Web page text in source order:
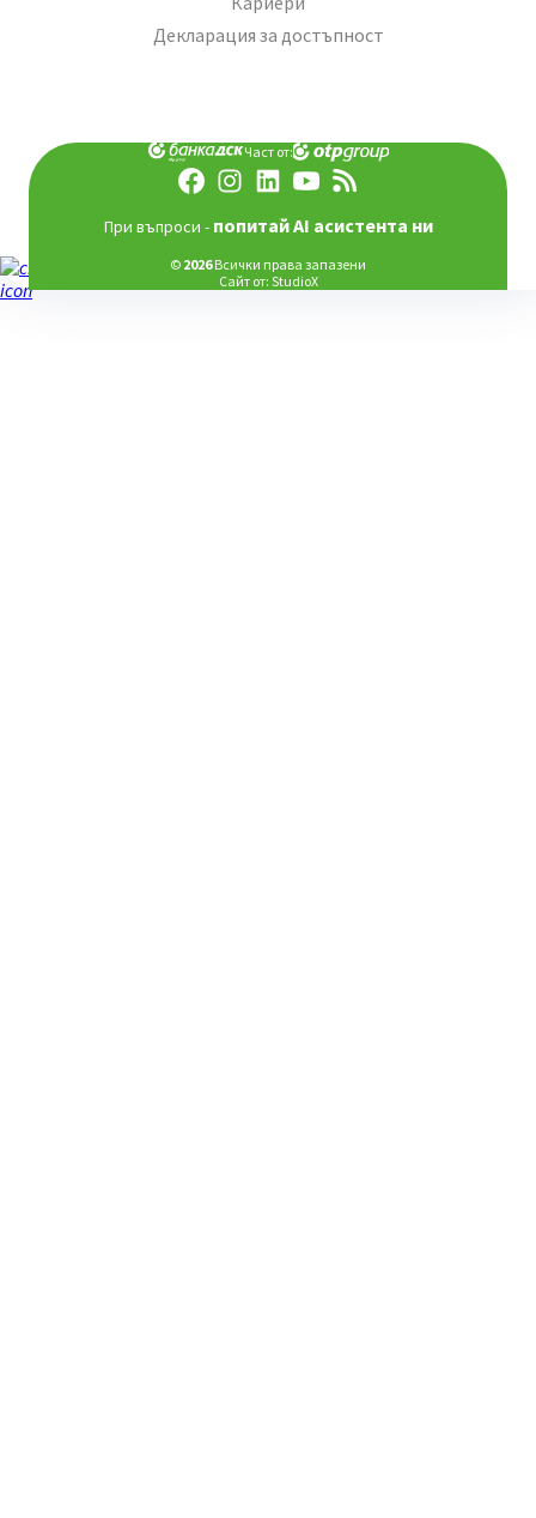
Декларация за достъпност
Част от:
При въпроси - попитай AI асистента ни
© 2026Всички права запазени
Сайт от: StudioX